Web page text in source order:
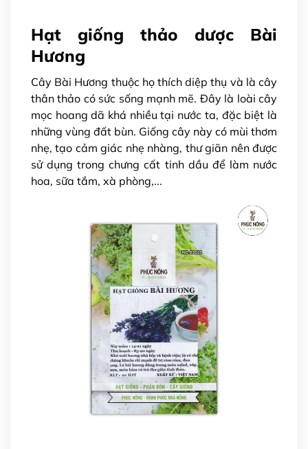
Hạt giống thảo dược Bài
Hương
Cây Bài Hương thuộc họ thích diệp thụ và là cây
thân thảo có sức sống mạnh mẽ. Đây là loài cây
mọc hoang dã khá nhiều tại nước ta, đặc biệt là
những vùng đất bùn. Giống cây này có mùi thơm
nhẹ, tạo cảm giác nhẹ nhàng, thư giãn nên được
sử dụng trong chưng cất tinh dầu để làm nước
hoa, sữa tắm, xà phòng,...